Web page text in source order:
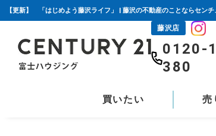
【更新】 「はじめよう藤沢ライフ」 | 藤沢の不動産のことならセン
藤沢店
0120-
380
買いたい 売